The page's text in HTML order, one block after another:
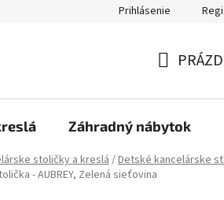
Reklamačný poriadok, Záručné podmienky
Prihlásenie
KOŠÍK
Záhradný nábytok
stoličky a kreslá/Detské kancelárske
- AUBREY, Zelená sieťovina